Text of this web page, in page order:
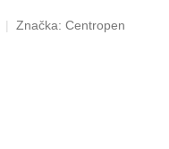
Značka: Centropen